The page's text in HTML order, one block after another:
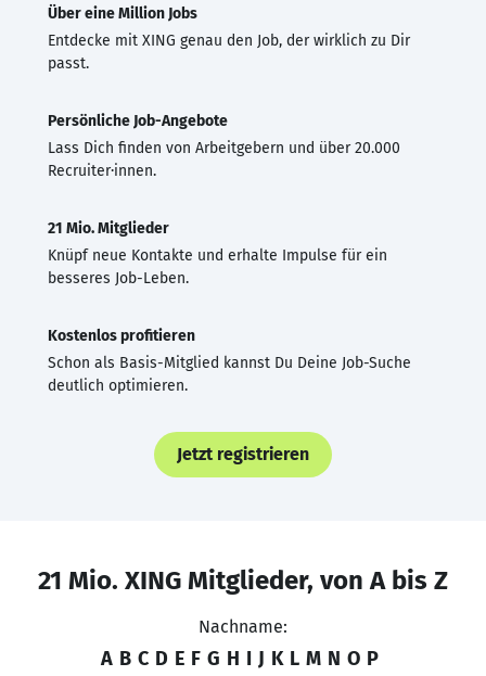
Über eine Million Jobs
Entdecke mit XING genau den Job, der wirklich zu Dir
passt.
Persönliche Job-Angebote
Lass Dich finden von Arbeitgebern und über 20.000
Recruiter·innen.
21 Mio. Mitglieder
Knüpf neue Kontakte und erhalte Impulse für ein
besseres Job-Leben.
Kostenlos profitieren
Schon als Basis-Mitglied kannst Du Deine Job-Suche
deutlich optimieren.
Jetzt registrieren
21 Mio. XING Mitglieder, von A bis Z
Nachname:
A B C D E F G H I J K L M N O P